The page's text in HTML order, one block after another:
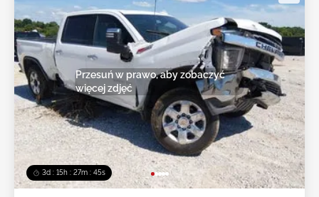
3d : 15h : 27m : 43s
Przesuń w prawo, aby zobaczyć
więcej zdjęć